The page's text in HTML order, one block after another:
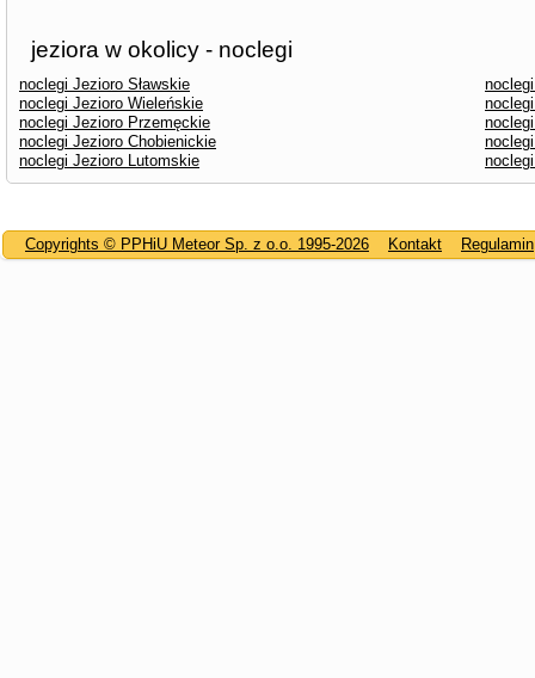
jeziora w okolicy - noclegi
noclegi Jezioro Sławskie
noclegi Jezioro Wieleńskie
noclegi Jezioro Przemęckie
noclegi Jezioro Chobienickie
noclegi Jezioro Lutomskie
Copyrights © PPHiU Meteor Sp. z o.o. 1995-2026 Kontakt Regulamin